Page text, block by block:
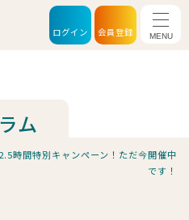
ログイン 会員登録 メニ
ム
時間特別キャンペーン！ただ今開催中
です！